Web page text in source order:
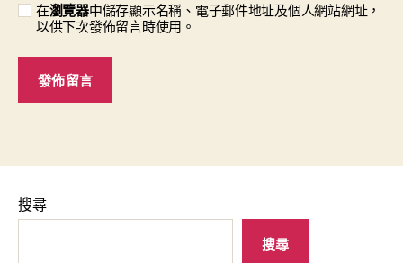
在瀏覽器中儲存顯示名稱、電子郵件地址及個人網站網址，
以供下次發佈留言時使用。
搜尋
搜尋